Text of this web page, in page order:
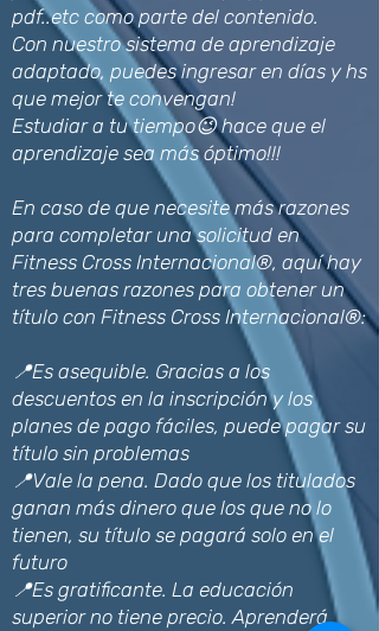
pdf..etc como parte del contenido.
Con nuestro sistema de aprendizaje
adaptado, puedes ingresar en días y hs
que mejor te convengan!
Estudiar a tu tiempo😉 hace que el
aprendizaje sea más óptimo!!!
En caso de que necesite más razones
para completar una solicitud en
Fitness Cross Internacional®, aquí hay
tres buenas razones para obtener un
título con Fitness Cross Internacional®:
📍Es asequible. Gracias a los
descuentos en la inscripción y los
planes de pago fáciles, puede pagar su
título sin problemas
📍Vale la pena. Dado que los titulados
ganan más dinero que los que no lo
tienen, su título se pagará solo en el
futuro
📍Es gratificante. La educación
superior no tiene precio. Aprenderá